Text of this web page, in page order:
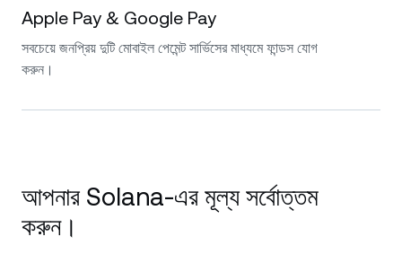
Apple Pay & Google Pay
সবচেয়ে জনপ্রিয় দুটি মোবাইল পেমেন্ট সার্ভিসের মাধ্যমে ফান্ডস যোগ
করুন।
আপনার Solana-এর মূল্য সর্বোত্তম
করুন।